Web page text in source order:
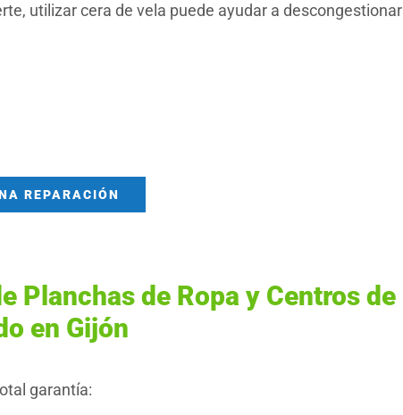
utilizar cera de vela puede ayudar a descongestionar
REPARACIÓN
Planchas de Ropa y Centros de
en Gijón
garantía: